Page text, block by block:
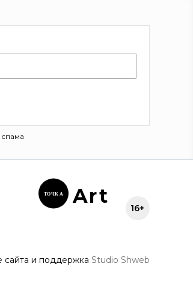
ТОЧК А Art
16+
сайта и поддержка Studio Shweb